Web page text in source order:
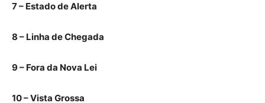
7 – Estado de Alerta
8 – Linha de Chegada
9 – Fora da Nova Lei
10 – Vista Grossa